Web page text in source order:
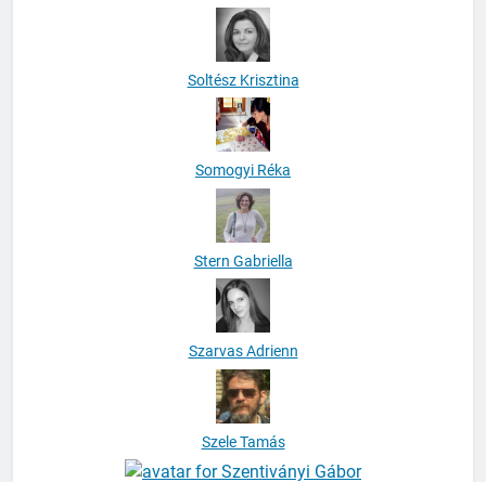
Soltész Krisztina
Somogyi Réka
Stern Gabriella
Szarvas Adrienn
Szele Tamás